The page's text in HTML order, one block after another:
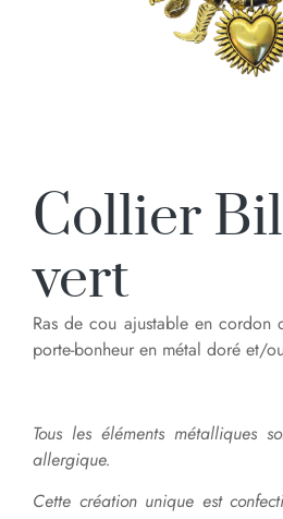
Collier
vert
Ras de cou ajustable en cordon
porte-bonheur en métal doré et/
Tous les éléments métalliques
allergique.
Cette création unique est